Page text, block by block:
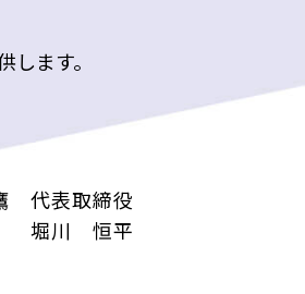
ます。
代表取締役
堀川 恒平